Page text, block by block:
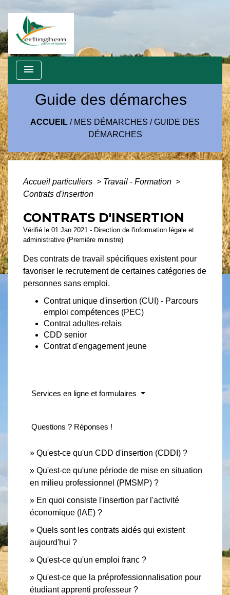
menu
Guide des démarches
ACCUEIL / MES DÉMARCHES /GUIDE DES
DÉMARCHES
Accueil particuliers > Travail - Formation >
Contrats d'insertion
CONTRATS D'INSERTION
Vérifié le 01 Jan 2021 - Direction de l'information légale et
administrative (Première ministre)
Des contrats de travail spécifiques existent pour
favoriser le recrutement de certaines catégories de
personnes sans emploi.
Contrat unique d'insertion (CUI) - Parcours
emploi compétences (PEC)
Contrat adultes-relais
CDD senior
Contrat d'engagement jeune
Services en ligne et formulaires
Questions ? Réponses !
Qu'est-ce qu'un CDD d'insertion (CDDI) ?
Qu'est-ce qu'une période de mise en situation
en milieu professionnel (PMSMP) ?
En quoi consiste l'insertion par l'activité
économique (IAE) ?
Quels sont les contrats aidés qui existent
aujourd'hui ?
Qu'est-ce qu'un emploi franc ?
Qu'est-ce que la préprofessionnalisation pour
étudiant apprenti professeur ?